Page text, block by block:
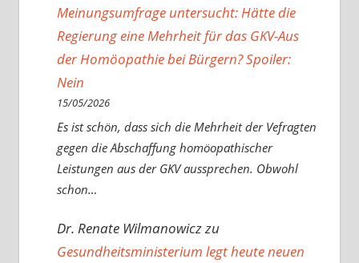
Meinungsumfrage untersucht: Hätte die
Regierung eine Mehrheit für das GKV-Aus
der Homöopathie bei Bürgern? Spoiler:
Nein
15/05/2026
Es ist schön, dass sich die Mehrheit der Vefragten
gegen die Abschaffung homöopathischer
Leistungen aus der GKV aussprechen. Obwohl
schon…
Dr. Renate Wilmanowiczzu
Gesundheitsministerium legt heute neuen